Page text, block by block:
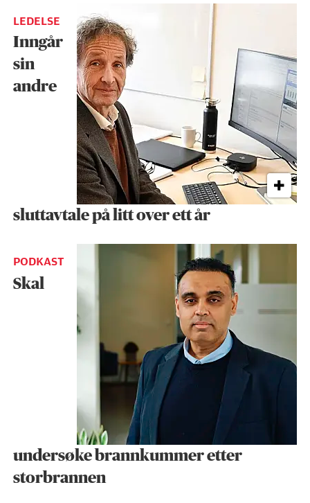
LEDELSE
Inngår
sin
andre
sluttavtale på litt over ett år
PODKAST
Skal
undersøke brann­kummer etter
storbrannen